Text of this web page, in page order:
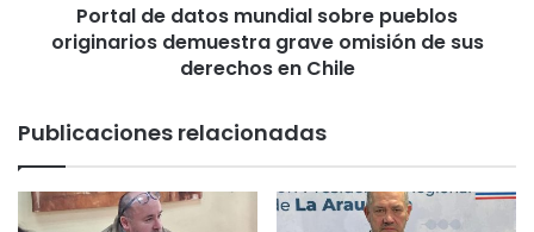
y
u
n
d
Portal de datos mundial sobre pueblos
originarios demuestra grave omisión de sus
derechos en Chile
Publicaciones relacionadas